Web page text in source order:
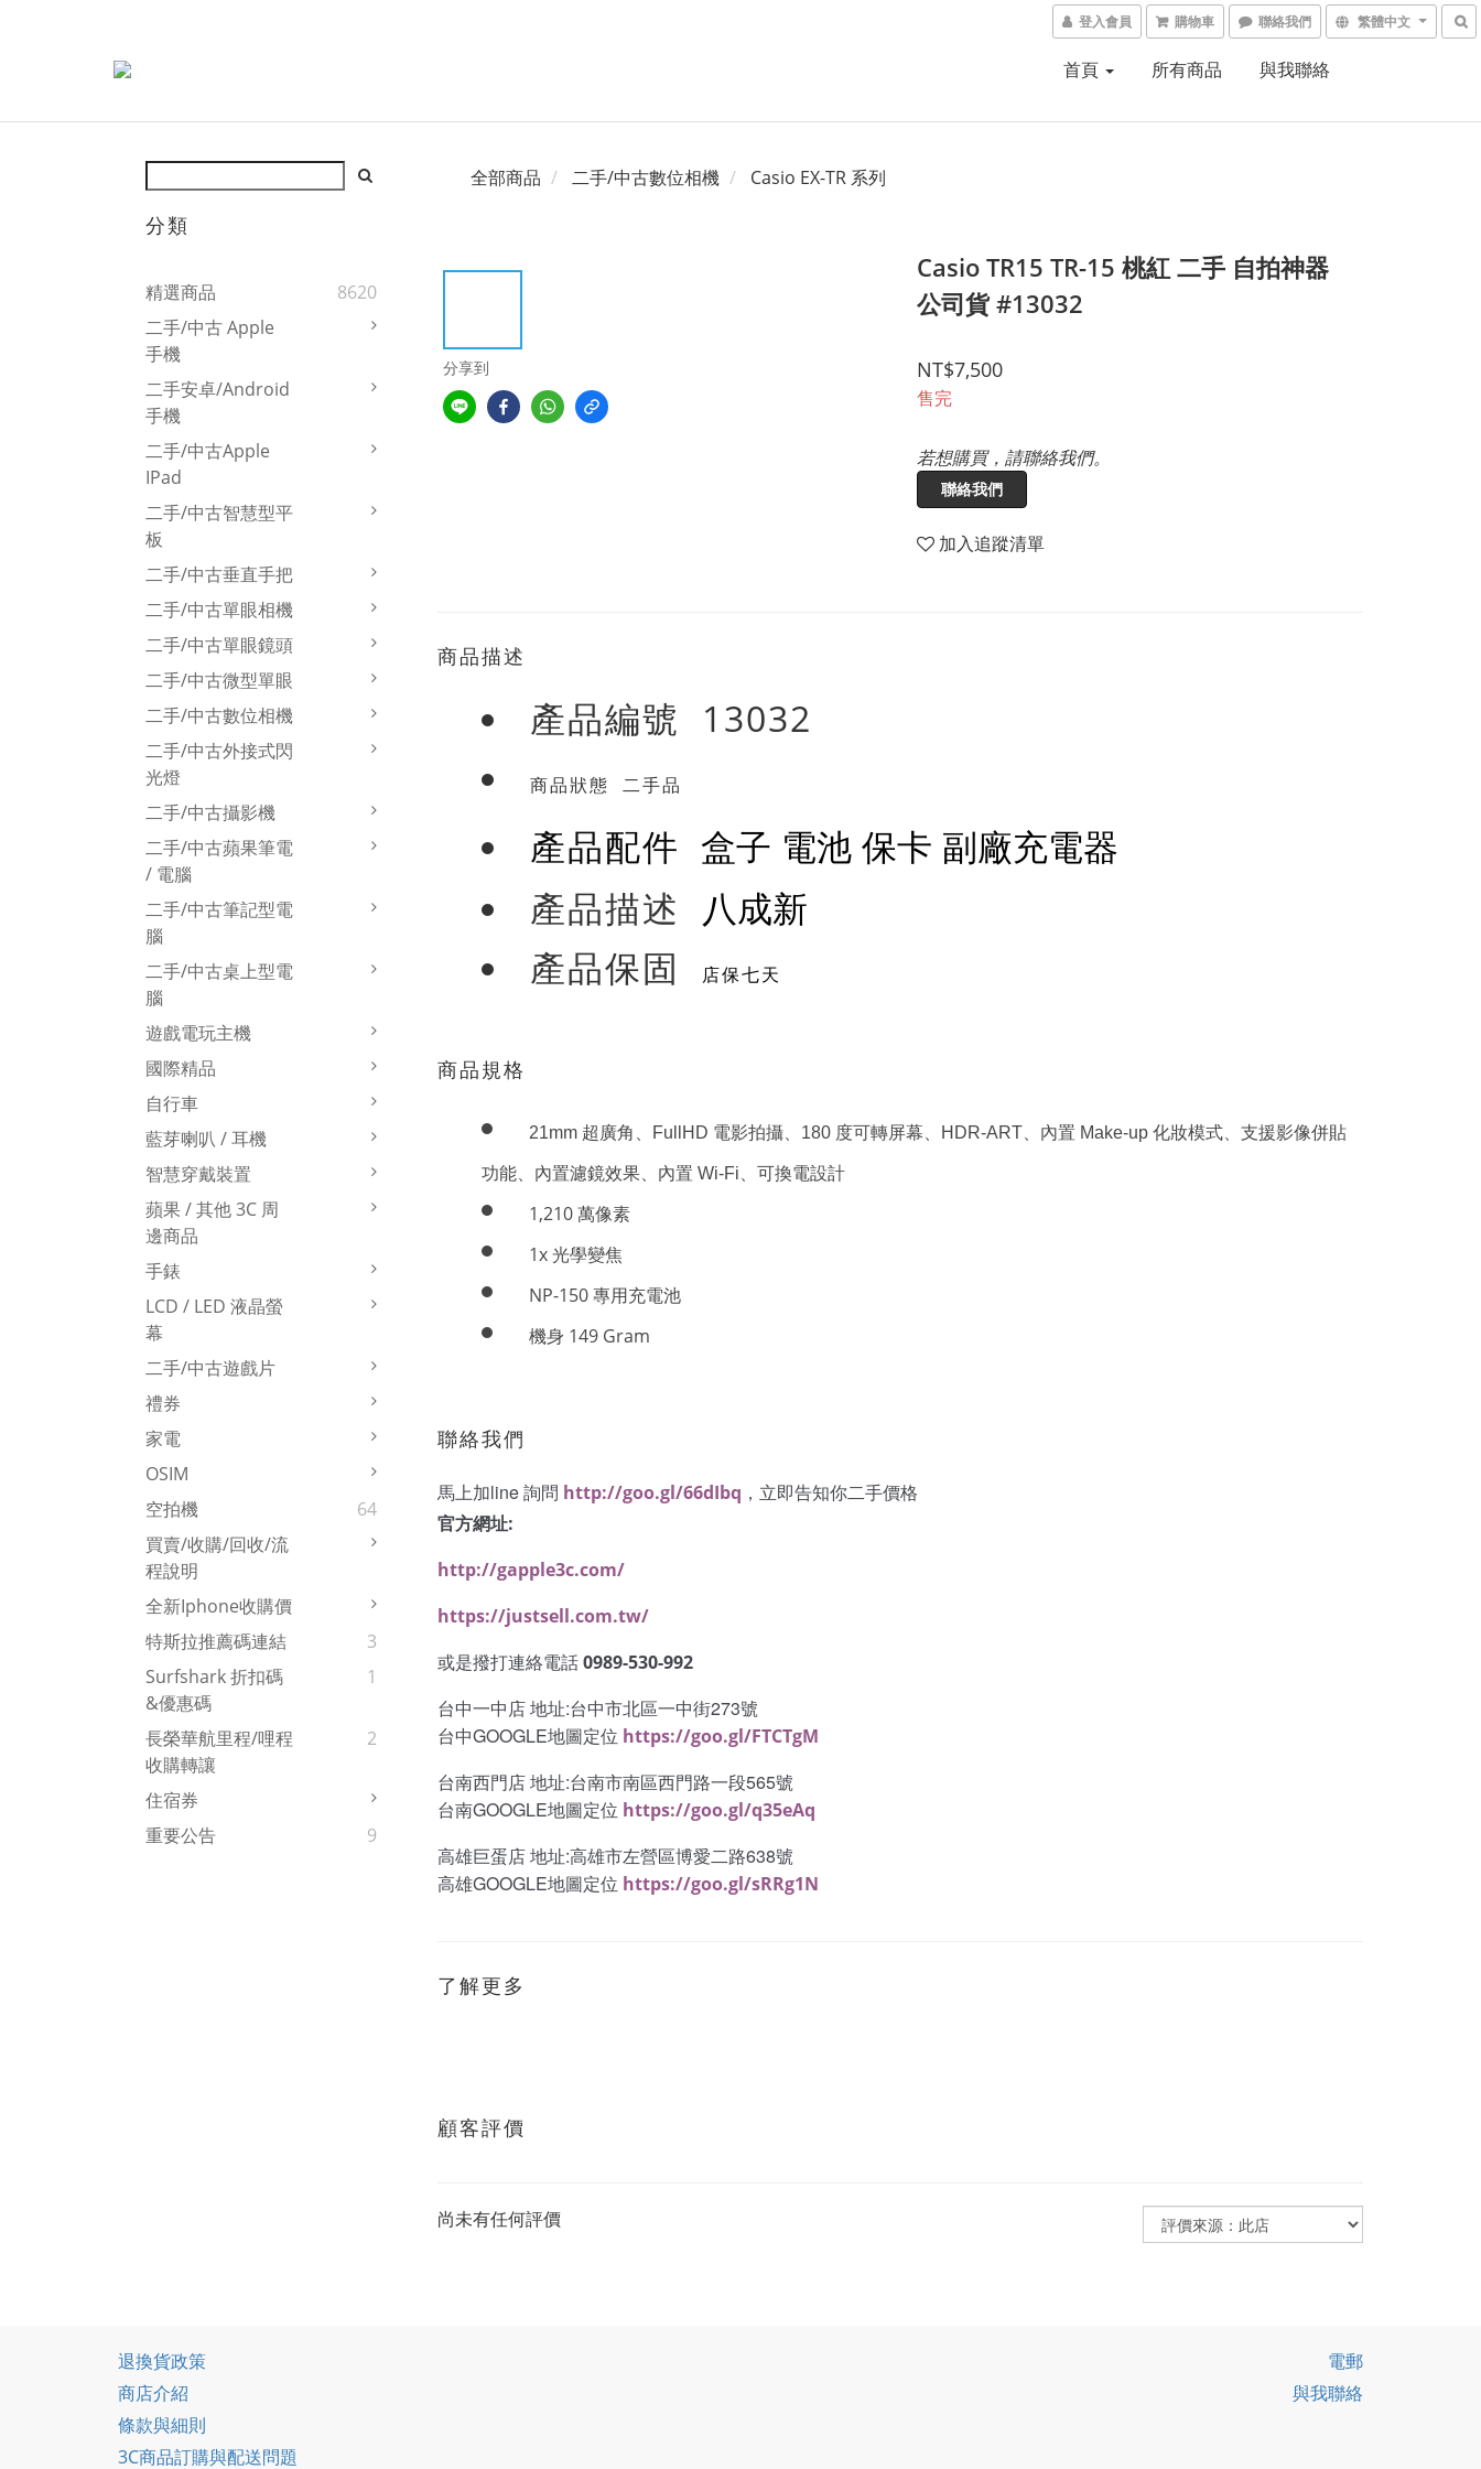
登入會員 購物車 聯絡我們 繁體中文
首頁 所有商品 與我聯絡
分類
精選商品
8620
二手/中古 Apple
手機
二手安卓/Android
手機
二手/中古Apple
IPad
二手/中古智慧型平
板
二手/中古垂直手把
二手/中古單眼相機
二手/中古單眼鏡頭
二手/中古微型單眼
二手/中古數位相機
二手/中古外接式閃
光燈
二手/中古攝影機
二手/中古蘋果筆電
/ 電腦
二手/中古筆記型電
腦
二手/中古桌上型電
腦
遊戲電玩主機
國際精品
自行車
藍芽喇叭 / 耳機
智慧穿戴裝置
蘋果 / 其他 3C 周
邊商品
手錶
LCD / LED 液晶螢
幕
二手/中古遊戲片
禮券
家電
OSIM
空拍機
64
買賣/收購/回收/流
程說明
全新iphone收購價
特斯拉推薦碼連結
3
Surfshark 折扣碼
&優惠碼
1
長榮華航里程/哩程
收購轉讓
2
住宿券
重要公告
9
全部商品 二手/中古數位相機 Casio EX-TR 系列
分享到
Casio TR15 TR-15 桃紅 二手 自拍神器
公司貨 #13032
NT$7,500
售完
若想購買，請聯絡我們。
聯絡我們
加入追蹤清單
商品描述
產品編號 13032
商品狀態 二手品
產品配件 盒子 電池 保卡 副廠充電器
產品描述 八成新
產品保固 店保七天
商品規格
21mm 超廣角、 FullHD 電影拍攝、 180 度可轉屏幕、 HDR-ART、內置 Make-up 化妝模式、支援影像併貼
功能、內置濾鏡效果、內置 Wi-Fi、可換電設計
1,210 萬像素
1x 光學變焦
NP-150 專用充電池
機身 149 Gram
聯絡我們
馬上加line 詢問 http://goo.gl/66dIbq ，立即告知你二手價格
官方網址:
http://gapple3c.com/
https://justsell.com.tw/
或是撥打連絡電話0989-530-992
台中一中店 地址:台中市北區一中街273號
台中GOOGLE地圖定位 https://goo.gl/FTCTgM
台南西門店 地址:台南市南區西門路一段565號
台南GOOGLE地圖定位 https://goo.gl/q35eAq
高雄巨蛋店 地址:高雄市左營區博愛二路638號
高雄GOOGLE地圖定位 https://goo.gl/sRRg1N
了解更多
顧客評價
尚未有任何評價
退換貨政策
商店介紹
條款與細則
3C商品訂購與配送問題
電郵
與我聯絡